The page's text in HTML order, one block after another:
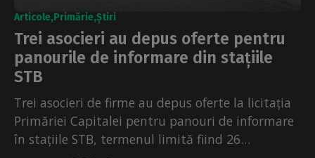
Articole Primărie Știri
Trei asocieri au depus oferte pentru
panourile de informare din stațiile
STB
Trei asocieri de firme au depus oferte la licitația
Primăriei Capitalei pentru panouri de informare
în stațiile STB, termenul limită fiind 26